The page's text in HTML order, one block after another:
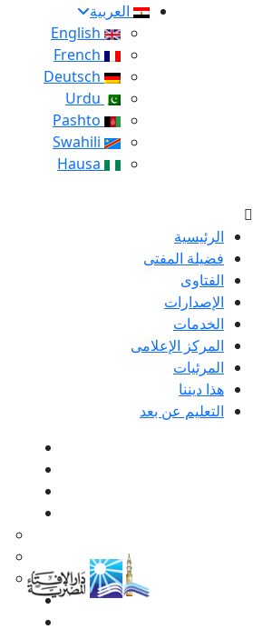
العربية
الرئيسية
فضيلة المفتى
الفتاوى
الإصدارات
الخدمات
المركز الإعلامى
المرئيات
هذا ديننا
التعليم عن بعد